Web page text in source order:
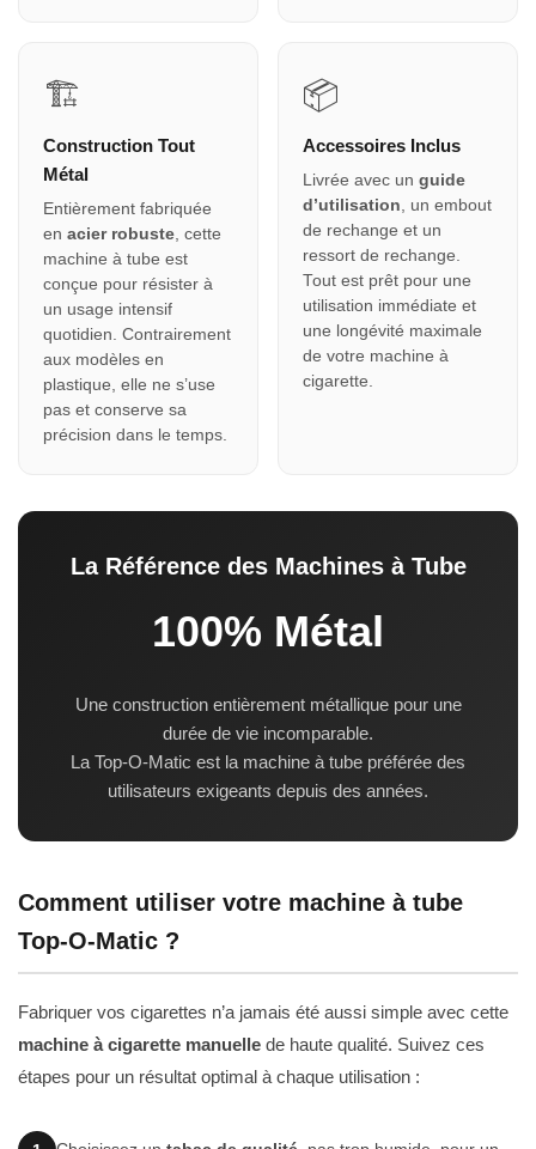
🏗
Construction Tout
Métal
Entièrement fabriquée
en acier robuste , cette
machine à tube est
conçue pour résister à
un usage intensif
quotidien. Contrairement
aux modèles en
plastique, elle ne s’use
pas et conserve sa
précision dans le temps.
📦
Accessoires Inclus
Livrée avec un guide
d’utilisation , un embout
de rechange et un
ressort de rechange.
Tout est prêt pour une
utilisation immédiate et
une longévité maximale
de votre machine à
cigarette.
La Référence des Machines à Tube
100% Métal
Une construction entièrement métallique pour une
durée de vie incomparable.
La Top-O-Matic est la machine à tube préférée des
utilisateurs exigeants depuis des années.
Comment utiliser votre machine à tube
Top-O-Matic ?
Fabriquer vos cigarettes n’a jamais été aussi simple avec cette
machine à cigarette manuelle de haute qualité. Suivez ces
étapes pour un résultat optimal à chaque utilisation :